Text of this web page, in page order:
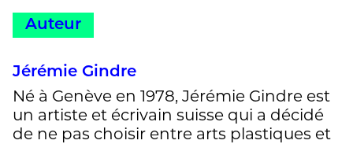
Auteur
Jérémie Gindre
Né à Genève en 1978, Jérémie Gindre est
un artiste et écrivain suisse qui a décidé
de ne pas choisir entre arts plastiques et